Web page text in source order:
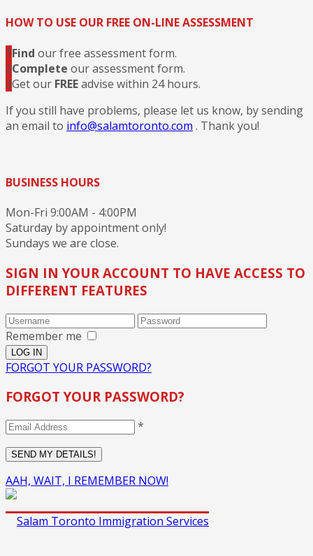
HOW TO USE OUR FREE ON-LINE ASSESSMENT
1Find our free assessment form.
2Complete our assessment form.
3Get our FREEadvise within 24 hours.
If you still have problems, please let us know, by sending
an email to info@salamtoronto.com . Thank you!
BUSINESS HOURS
Mon-Fri 9:00AM - 4:00PM
Saturday by appointment only!
Sundays we are close.
SIGN IN YOUR ACCOUNT TO HAVE ACCESS TO
DIFFERENT FEATURES
Remember me
FORGOT YOUR PASSWORD?
FORGOT YOUR PASSWORD?
*
AAH, WAIT, I REMEMBER NOW!